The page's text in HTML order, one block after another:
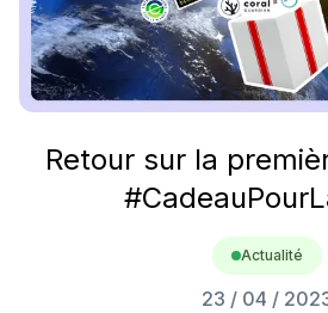
Retour sur la
Actualité
23 / 04 /